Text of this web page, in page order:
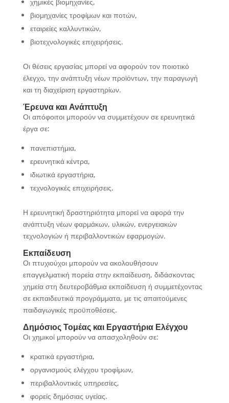
βιομηχανίες τροφίμων και ποτών,
εταιρείες καλλυντικών,
βιοτεχνολογικές επιχειρήσεις.
Οι θέσεις εργασίας μπορεί να αφορούν τον ποιοτικό
έλεγχο, την ανάπτυξη νέων προϊόντων, την παραγωγή
και τη διαχείριση εργαστηρίων.
Έρευνα και Ανάπτυξη
Οι απόφοιτοι μπορούν να συμμετέχουν σε ερευνητικά
έργα σε:
πανεπιστήμια,
ερευνητικά κέντρα,
ιδιωτικά εργαστήρια,
τεχνολογικές επιχειρήσεις.
Η ερευνητική δραστηριότητα μπορεί να αφορά την
ανάπτυξη νέων φαρμάκων, υλικών, ενεργειακών
τεχνολογιών ή περιβαλλοντικών εφαρμογών.
Εκπαίδευση
Οι πτυχιούχοι μπορούν να ακολουθήσουν
επαγγελματική πορεία στην εκπαίδευση, διδάσκοντας
χημεία στη δευτεροβάθμια εκπαίδευση ή συμμετέχοντας
σε εκπαιδευτικά προγράμματα, με τις απαιτούμενες
παιδαγωγικές προϋποθέσεις.
Δημόσιος Τομέας και Εργαστήρια Ελέγχου
Οι χημικοί μπορούν να απασχοληθούν σε:
κρατικά εργαστήρια,
οργανισμούς ελέγχου τροφίμων,
περιβαλλοντικές υπηρεσίες,
φορείς δημόσιας υγείας.